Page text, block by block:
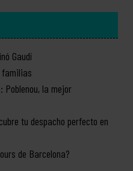
Gaudí
familias
Poblenou, la mejor
tu despacho perfecto en
de Barcelona?